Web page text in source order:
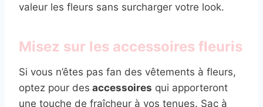
valeur les fleurs sans surcharger votre look.
Misez sur les accessoires fleuris
Si vous n’êtes pas fan des vêtements à fleurs,
optez pour des accessoires qui apporteront
une touche de fraîcheur à vos tenues. Sac à